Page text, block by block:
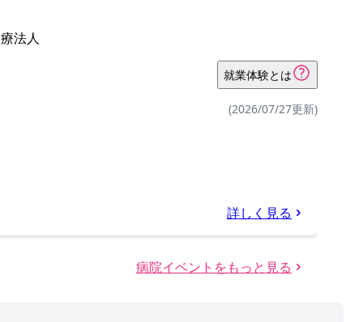
法人
就業体験とは
(2026/07/27更新)
詳しく見る
病院イベントをもっと見る